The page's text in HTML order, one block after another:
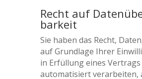
Recht auf
barkeit
Sie haben das Recht,
auf Grundlage Ihrer
in Erfüllung eines Vertrags
automatisiert verarbeiten,